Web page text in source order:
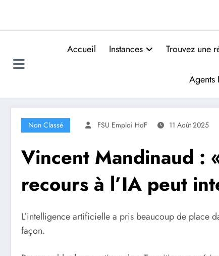
Accueil Instances Trouvez une
Agents
Non Classé FSU Emploi HdF 11 Août 2025
Vincent Mandinaud :
recours à l’IA peut
L’intelligence artificielle a pris beaucoup de place
façon.